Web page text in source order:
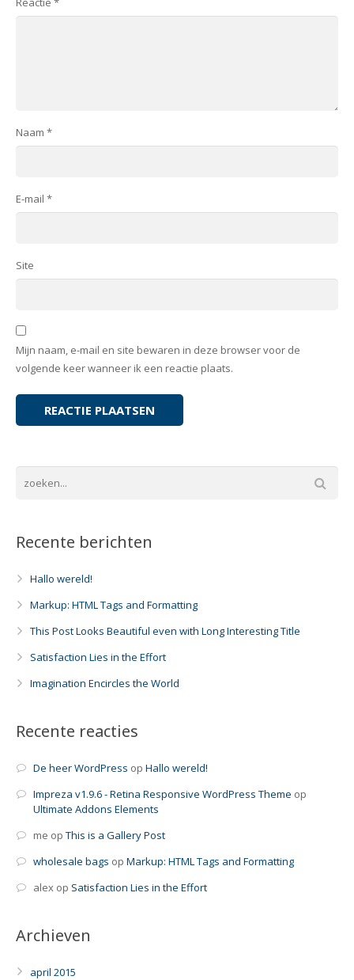
Naam *
E-mail *
Site
Mijn naam, e-mail en site bewaren in deze browser voor de
volgende keer wanneer ik een reactie plaats.
Recente berichten
Hallo wereld!
Markup: HTML Tags and Formatting
This Post Looks Beautiful even with Long Interesting Title
Satisfaction Lies in the Effort
Imagination Encircles the World
Recente reacties
De heer WordPress op Hallo wereld!
Impreza v1.9.6 - Retina Responsive WordPress Theme op
Ultimate Addons Elements
me op This is a Gallery Post
wholesale bags op Markup: HTML Tags and Formatting
alex op Satisfaction Lies in the Effort
Archieven
april 2015